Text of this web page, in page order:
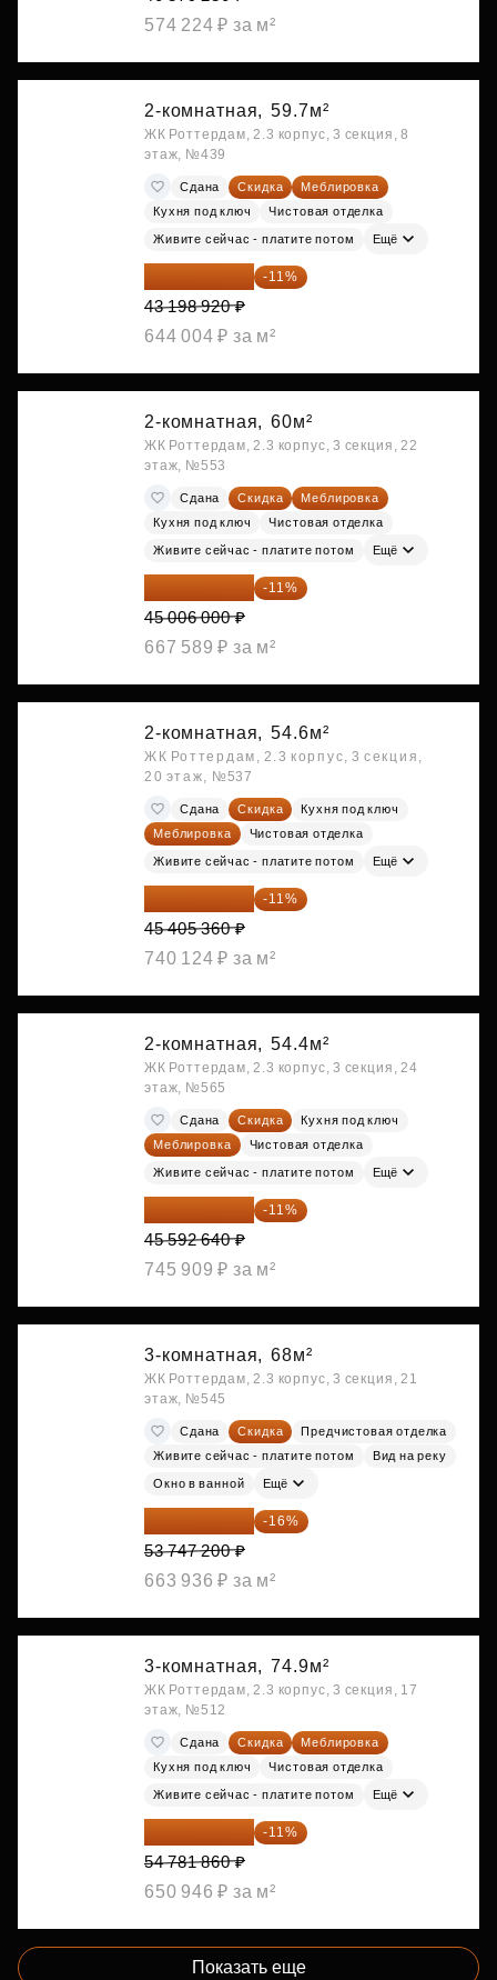
574 224 ₽ за м²
2-комнатная, 59.7м²
ЖК Роттердам, 2.3 корпус, 3 секция, 8
этаж, №439
Сдана Скидка
Меблировка
Кухня под ключ
Чистовая отделка
Живите сейчас - платите потом Ещё
38 447 039 ₽ -11%
43 198 920 ₽
644 004 ₽ за м²
2-комнатная, 60м²
ЖК Роттердам, 2.3 корпус, 3 секция, 22
этаж, №553
Сдана Скидка
Меблировка
Кухня под ключ
Чистовая отделка
Живите сейчас - платите потом Ещё
40 055 340 ₽ -11%
45 006 000 ₽
667 589 ₽ за м²
2-комнатная, 54.6м²
ЖК Роттердам, 2.3 корпус, 3 секция,
20 этаж, №537
Сдана Скидка
Кухня под ключ
Меблировка
Чистовая отделка
Живите сейчас - платите потом Ещё
40 410 770 ₽ -11%
45 405 360 ₽
740 124 ₽ за м²
2-комнатная, 54.4м²
ЖК Роттердам, 2.3 корпус, 3 секция, 24
этаж, №565
Сдана Скидка
Кухня под ключ
Меблировка
Чистовая отделка
Живите сейчас - платите потом Ещё
40 577 450 ₽ -11%
45 592 640 ₽
745 909 ₽ за м²
3-комнатная, 68м²
ЖК Роттердам, 2.3 корпус, 3 секция, 21
этаж, №545
Сдана Скидка
Предчистовая отделка
Живите сейчас - платите потом
Вид на реку
Окно в ванной Ещё
45 147 648 ₽ -16%
53 747 200 ₽
663 936 ₽ за м²
3-комнатная, 74.9м²
ЖК Роттердам, 2.3 корпус, 3 секция, 17
этаж, №512
Сдана Скидка
Меблировка
Кухня под ключ
Чистовая отделка
Живите сейчас - платите потом Ещё
48 755 855 ₽ -11%
54 781 860 ₽
650 946 ₽ за м²
Показать еще